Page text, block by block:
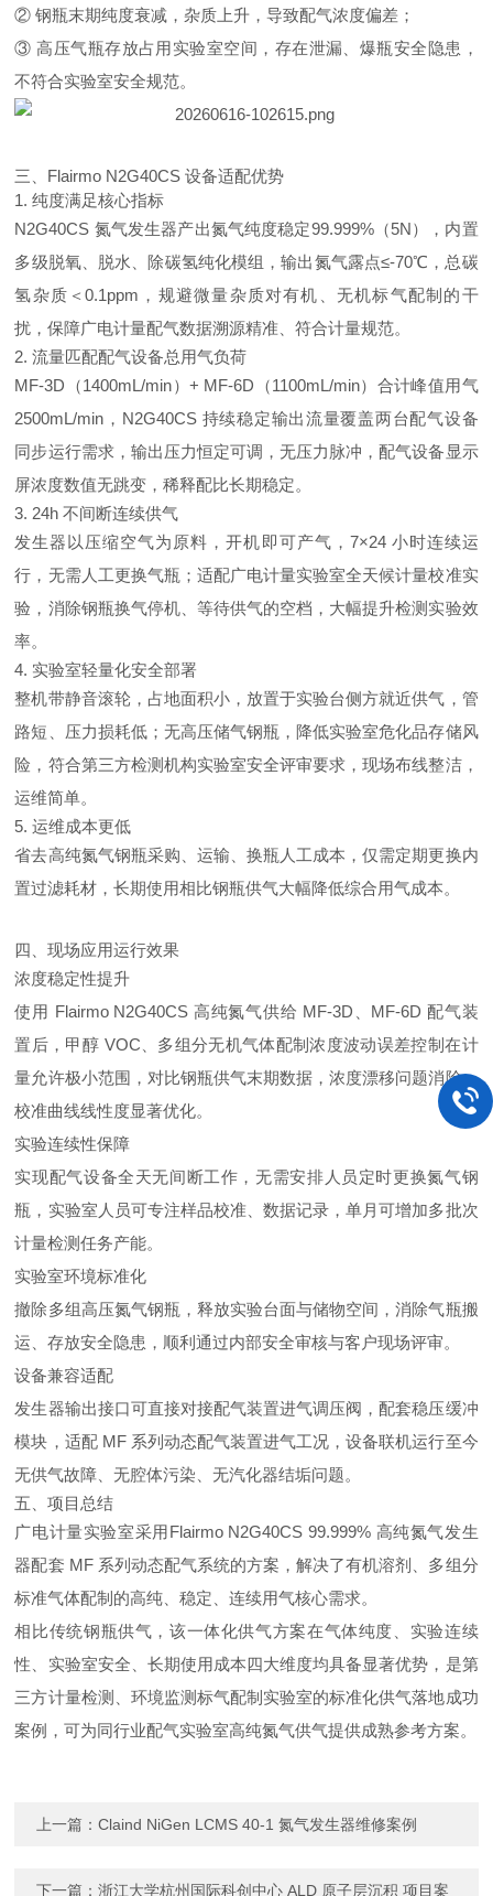
② 钢瓶末期纯度衰减，杂质上升，导致配气浓度偏差；
③ 高压气瓶存放占用实验室空间，存在泄漏、爆瓶安全隐患，
不符合实验室安全规范。
三、Flairmo N2G40CS 设备适配优势
1. 纯度满足核心指标
N2G40CS 氮气发生器产出氮气纯度稳定99.999%（5N）
，内置
多级脱氧、脱水、除碳氢纯化模组，输出氮气露点≤-70℃，总碳
氢杂质＜0.1ppm，规避微量杂质对有机、无机标气配制的干
扰，保障广电计量配气数据溯源精准、符合计量规范。
2. 流量匹配配气设备总用气负荷
MF-3D（1400mL/min）+ MF-6D（1100mL/min）合计峰值用气
2500mL/min，N2G40CS 持续稳定输出流量覆盖两台配气设备
同步运行需求，输出压力恒定可调，无压力脉冲，配气设备显示
屏浓度数值无跳变，稀释配比长期稳定。
3. 24h 不间断连续供气
发生器以压缩空气为原料，开机即可产气，7×24 小时连续运
行，无需人工更换气瓶；适配广电计量实验室全天候计量校准实
验，消除钢瓶换气停机、等待供气的空档，大幅提升检测实验效
率。
4. 实验室轻量化安全部署
整机带静音滚轮，占地面积小，放置于实验台侧方就近供气，管
路短、压力损耗低；无高压储气钢瓶，降低实验室危化品存储风
险，符合第三方检测机构实验室安全评审要求，现场布线整洁，
运维简单。
5. 运维成本更低
省去高纯氮气钢瓶采购、运输、换瓶人工成本，仅需定期更换内
置过滤耗材，长期使用相比钢瓶供气大幅降低综合用气成本。
四、现场应用运行效果
浓度稳定性提升
使用 Flairmo N2G40CS 高纯氮气供给 MF-3D、MF-6D 配气装
置后，甲醇 VOC、多组分无机气体配制浓度波动误差控制在计
量允许极小范围，对比钢瓶供气末期数据，浓度漂移问题消除，
校准曲线线性度显著优化。
实验连续性保障
实现配气设备全天无间断工作，无需安排人员定时更换氮气钢
瓶，实验室人员可专注样品校准、数据记录，单月可增加多批次
计量检测任务产能。
实验室环境标准化
撤除多组高压氮气钢瓶，释放实验台面与储物空间，消除气瓶搬
运、存放安全隐患，顺利通过内部安全审核与客户现场评审。
设备兼容适配
发生器输出接口可直接对接配气装置进气调压阀，配套稳压缓冲
模块，适配 MF 系列动态配气装置进气工况，设备联机运行至今
无供气故障、无腔体污染、无汽化器结垢问题。
五、项目总结
广电计量实验室采用 Flairmo N2G40CS 99.999% 高纯氮气发生
器配套 MF 系列动态配气系统的方案，解决了有机溶剂、多组分
标准气体配制的高纯、稳定、连续用气核心需求。
相比传统钢瓶供气，该一体化供气方案在气体纯度、实验连续
性、实验室安全、长期使用成本四大维度均具备显著优势，是第
三方计量检测、环境监测标气配制实验室的标准化供气落地成功
案例，可为同行业配气实验室高纯氮气供气提供成熟参考方案。
上一篇：Claind NiGen LCMS 40-1 氮气发生器维修案例
下一篇：浙江大学杭州国际科创中心 ALD 原子层沉积 项目案